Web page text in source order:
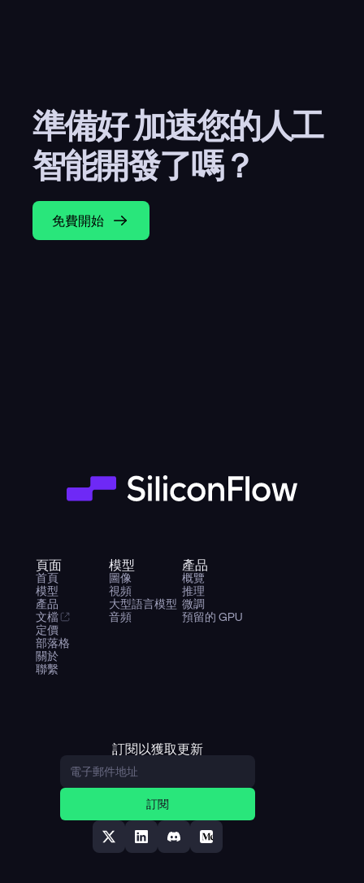
準備好 加速您的人工
智能開發了嗎？
免費開始
頁面
首頁
模型
產品
文檔
定價
部落格
關於
聯繫
模型
圖像
視頻
大型語言模型
音頻
產品
概覽
推理
微調
預留的 GPU
訂閱以獲取更新
訂閱